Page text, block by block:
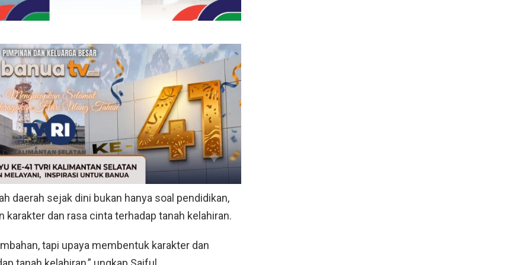
daerah sejak dini bukan hanya soal pendidikan,
karakter dan rasa cinta terhadap tanah kelahiran.
tapi upaya membentuk karakter dan